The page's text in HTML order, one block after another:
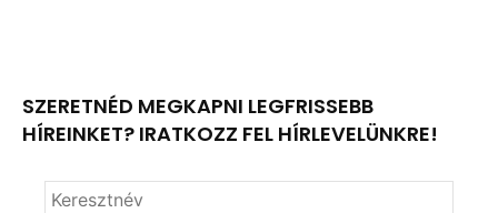
SZERETNÉD MEGKAPNI LEGFRISSEBB
HÍREINKET? IRATKOZZ FEL HÍRLEVELÜNKRE!